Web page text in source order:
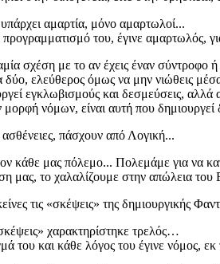
αμαρτία, μόνο αμαρτωλοί...
του, έγινε αμαρτωλός,
σχέση με το αν έχεις έναν σύντροφο
δύο, ελεύθερος όμως να μην νιώθεις
εγκλωβισμούς και δεσμεύσεις, αλλά
νόμων, είναι αυτή που
πάσχουν από Λογική...
κάθε μας πόλεμο... Πολεμάμε για να
μας, το χαλαλίζουμε στην απώλεια του
τις «σκέψεις» της δημιουργικής
χαρακτηρίστηκε τρελός…
του και κάθε λόγος του έγινε νόμος,